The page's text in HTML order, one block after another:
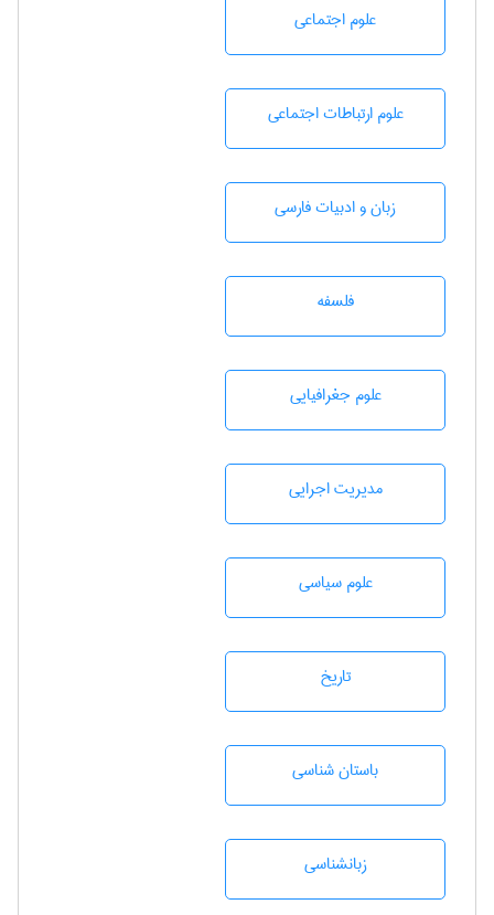
علوم اجتماعی
علوم ارتباطات اجتماعی
زبان و ادبيات فارسی
فلسفه
علوم جغرافيايی
مديريت اجرايی
علوم سياسی
تاريخ
باستان شناسی
زبانشناسی